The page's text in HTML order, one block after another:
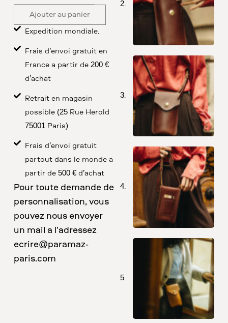
Ajouter au panier
Expédition mondiale.
Frais d’envoi gratuit en
France à partir de 200 €
d’achat
Retrait en magasin
possible (25 Rue Herold
75001 Paris)
Frais d’envoi gratuit
partout dans le monde à
partir de 500 € d’achat
Pour toute demande de
personnalisation, vous
pouvez nous envoyer
un mail à l’adressez
ecrire@paramaz-
paris.com